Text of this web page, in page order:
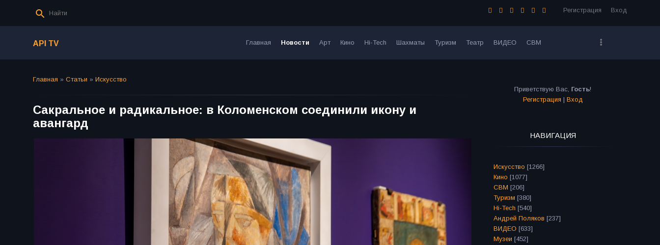
Регистрация Вход
API TV Главная Новости Арт Кино Hi-Tech Шахматы Туризм Театр ВИДЕО СВМ
Главная » Статьи » Искусство
Сакральное и радикальное: в Коломенском соединили икону и
авангард
Приветствую Вас, Гость!
Регистрация | Вход
НАВИГАЦИЯ
Искусство [1266]
Кино [1077]
СВМ [206]
Туризм [380]
Hi-Tech [540]
Андрей Поляков [237]
ВИДЕО [633]
Музеи [452]